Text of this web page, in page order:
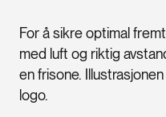
For å sikre optimal
med luft og riktig
en frisone.
logo.